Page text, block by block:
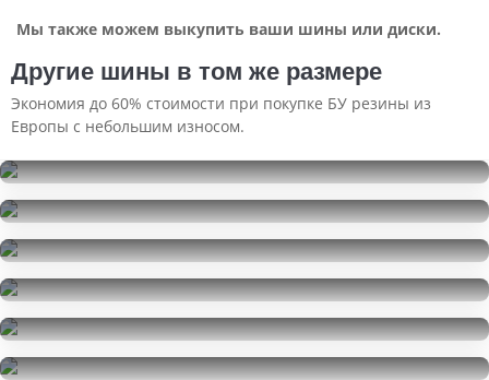
Мы также можем выкупить ваши шины или диски.
Другие шины в том же размере
Экономия до 60% стоимости при покупке БУ резины из
Европы с небольшим износом.
275/45R21
110000
за 4 шт.
275/45R21
24000
за 4 шт.
275/45R21
20000
за 2 шт.
275/45R21
30000
за 2 шт.
275/45R21